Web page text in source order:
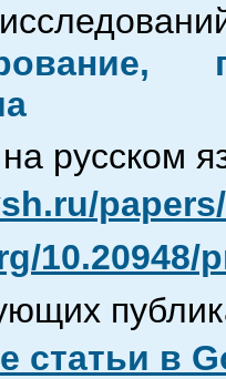
русском
10.20948/
статьи в